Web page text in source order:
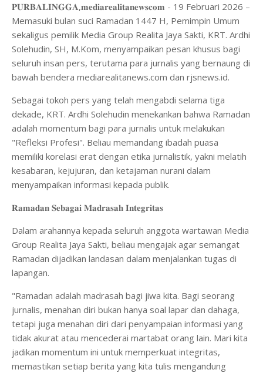
​𝐏𝐔𝐑𝐁𝐀𝐋𝐈𝐍𝐆𝐆𝐀,𝐦𝐞𝐝𝐢𝐚𝐫𝐞𝐚𝐥𝐢𝐭𝐚𝐧𝐞𝐰𝐬𝐜𝐨𝐦 - 19 Februari 2026 –
Memasuki bulan suci Ramadan 1447 H, Pemimpin Umum
sekaligus pemilik Media Group Realita Jaya Sakti, KRT. Ardhi
Solehudin, SH, M.Kom, menyampaikan pesan khusus bagi
seluruh insan pers, terutama para jurnalis yang bernaung di
bawah bendera mediarealitanews.com dan rjsnews.id.
​Sebagai tokoh pers yang telah mengabdi selama tiga
dekade, KRT. Ardhi Solehudin menekankan bahwa Ramadan
adalah momentum bagi para jurnalis untuk melakukan
"Refleksi Profesi". Beliau memandang ibadah puasa
memiliki korelasi erat dengan etika jurnalistik, yakni melatih
kesabaran, kejujuran, dan ketajaman nurani dalam
menyampaikan informasi kepada publik.
𝐑𝐚𝐦𝐚𝐝𝐚𝐧 𝐒𝐞𝐛𝐚𝐠𝐚𝐢 𝐌𝐚𝐝𝐫𝐚𝐬𝐚𝐡 𝐈𝐧𝐭𝐞𝐠𝐫𝐢𝐭𝐚𝐬
Dalam arahannya kepada seluruh anggota wartawan Media
Group Realita Jaya Sakti, beliau mengajak agar semangat
Ramadan dijadikan landasan dalam menjalankan tugas di
lapangan.
​"Ramadan adalah madrasah bagi jiwa kita. Bagi seorang
jurnalis, menahan diri bukan hanya soal lapar dan dahaga,
tetapi juga menahan diri dari penyampaian informasi yang
tidak akurat atau mencederai martabat orang lain. Mari kita
jadikan momentum ini untuk memperkuat integritas,
memastikan setiap berita yang kita tulis mengandung